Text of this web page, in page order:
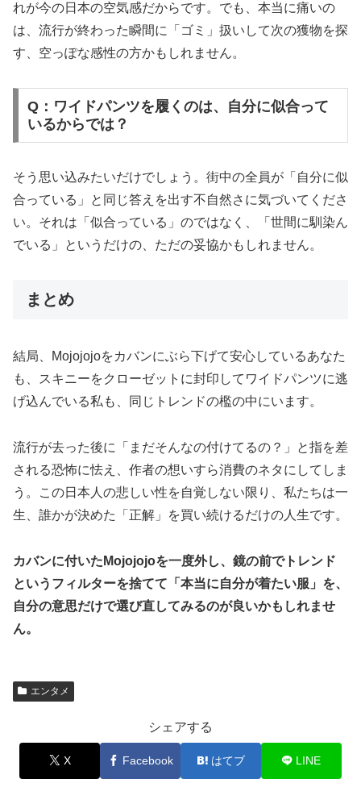
れが今の日本の空気感だからです。でも、本当に痛いの
は、流行が終わった瞬間に「ゴミ」扱いして次の獲物を探
す、空っぽな感性の方かもしれません。
Q：ワイドパンツを履くのは、自分に似合って
いるからでは？
そう思い込みたいだけでしょう。街中の全員が「自分に似
合っている」と同じ答えを出す不自然さに気づいてくださ
い。それは「似合っている」のではなく、「世間に馴染ん
でいる」というだけの、ただの妥協かもしれません。
まとめ
結局、Mojojojoをカバンにぶら下げて安心しているあなた
も、スキニーをクローゼットに封印してワイドパンツに逃
げ込んでいる私も、同じトレンドの檻の中にいます。
流行が去った後に「まだそんなの付けてるの？」と指を差
される恐怖に怯え、作者の想いすら消費のネタにしてしま
う。この日本人の悲しい性を自覚しない限り、私たちは一
生、誰かが決めた「正解」を買い続けるだけの人生です。
カバンに付いたMojojojoを一度外し、鏡の前でトレンド
というフィルターを捨てて「本当に自分が着たい服」を、
自分の意思だけで選び直してみるのが良いかもしれませ
ん。
エンタメ
シェアする
X Facebook はてブ LINE